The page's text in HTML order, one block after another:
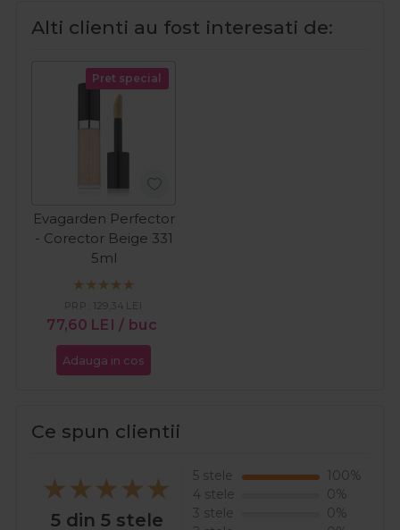
Alti clienti au fost interesati de:
Pret special
Evagarden Perfector
- Corector Beige 331
5ml
77,60 LEI / buc
PRP: 129,34 LEI
Adauga in cos
Ce spun clientii
5 din 5 stele
5 stele
100%
4 stele
0%
3 stele
0%